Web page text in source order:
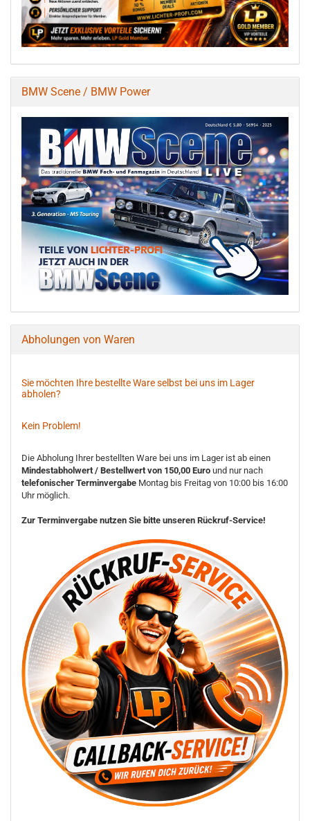
BMW Scene / BMW Power
Abholungen von Waren
Sie möchten Ihre bestellte Ware selbst bei uns im Lager
abholen?
Kein Problem!
Die Abholung Ihrer bestellten Ware bei uns im Lager ist ab einen
Mindestabholwert / Bestellwert von 150,00 Euro und nur nach
telefonischer Terminvergabe Montag bis Freitag von 10:00 bis 16:00
Uhr möglich.
Zur Terminvergabe nutzen Sie bitte unseren Rückruf-Service!